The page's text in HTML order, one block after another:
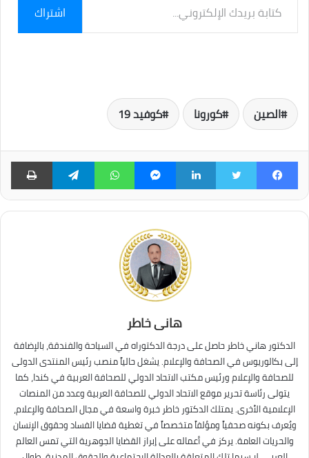
بريدك
الإلكتروني...
اشتراك
الصين كورونا كوفيد 19
فيسبوك لينكدإن ماسنجر واتساب تيلقرام
هانى خاطر
الدكتور هاني خاطر حاصل على درجة الدكتوراه في السياحة والفندقة، بالإضافة
إلى بكالوريوس في الصحافة والإعلام. يشغل حالياً منصب رئيس المنتدى الدولى
للصحافة والإعلام ورئيس مكتب الاتحاد الدولي للصحافة العربية في كندا، كما
يتولى رئاسة تحرير موقع الاتحاد الدولي للصحافة العربية وعدد من المنصات
الإعلامية الأخرى. يمتلك الدكتور خاطر خبرة واسعة في مجال الصحافة والإعلام،
ويُعرف بكونه صحفياً ومؤلفاً متخصصاً في تغطية قضايا الفساد وحقوق الإنسان
والحريات العامة. يركز في أعماله على إبراز القضايا الجوهرية التي تمس العالم